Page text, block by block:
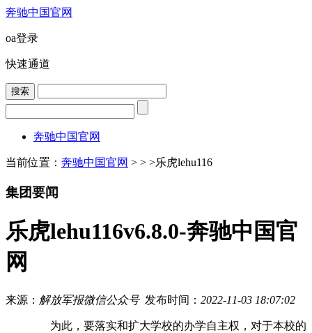
奔驰中国官网
oa登录
快速通道
奔驰中国官网
当前位置： 奔驰中国官网 > > >乐虎lehu116
集团要闻
乐虎lehu116v6.8.0-奔驰中国官
网
来源： 解放军报微信公众号发布时间： 2022-11-03 18:07:02
为此，要落实和扩大学校的办学自主权，对于本校的